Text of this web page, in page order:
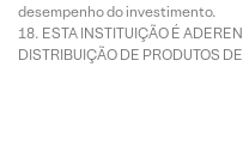
desempenho do investimento.
ESTA INSTITUIÇÃO É
DISTRIBUIÇÃO DE PRODUTOS